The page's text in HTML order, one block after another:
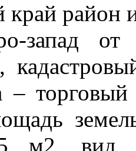
край район
запад
–
м2, вид